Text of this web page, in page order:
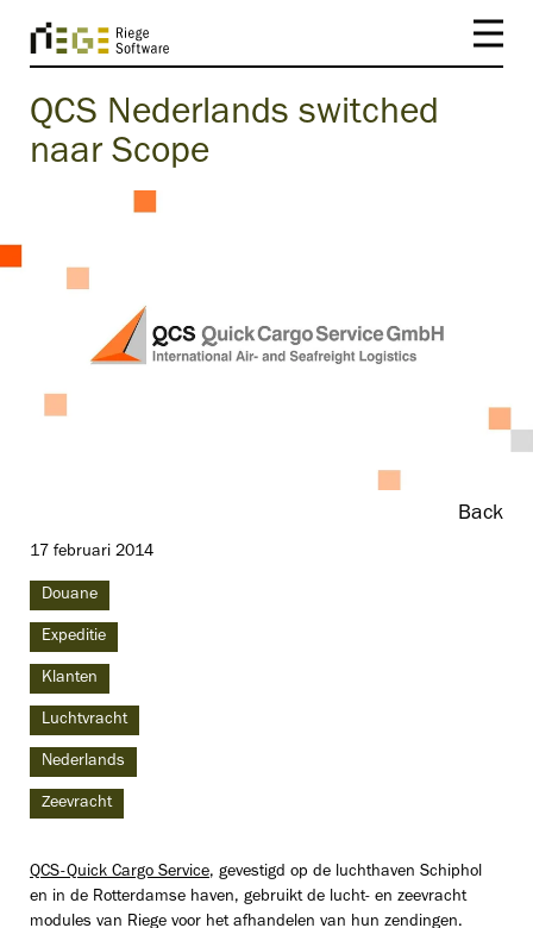
QCS Nederlands switched
naar Scope
17 februari 2014
Douane
Expeditie
Klanten
Luchtvracht
Nederlands
Zeevracht
Back
QCS-Quick Cargo Service, gevestigd op de luchthaven Schiphol
en in de Rotterdamse haven, gebruikt de lucht- en zeevracht
modules van Riege voor het afhandelen van hun zendingen.